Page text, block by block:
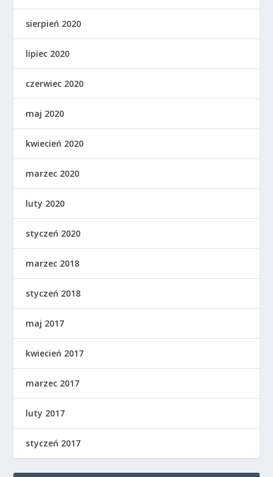
sierpień 2020
lipiec 2020
czerwiec 2020
maj 2020
kwiecień 2020
marzec 2020
luty 2020
styczeń 2020
marzec 2018
styczeń 2018
maj 2017
kwiecień 2017
marzec 2017
luty 2017
styczeń 2017